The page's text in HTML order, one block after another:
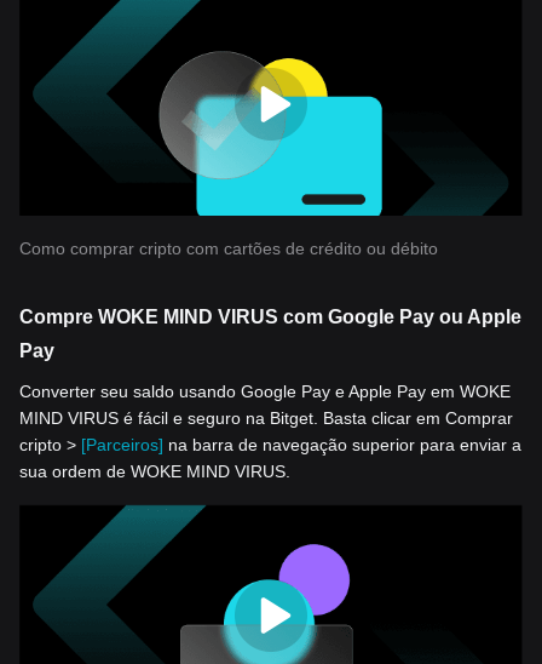
Como comprar cripto com cartões de crédito ou débito
Compre WOKE MIND VIRUS com Google Pay ou Apple
Pay
Converter seu saldo usando Google Pay e Apple Pay em WOKE
MIND VIRUS é fácil e seguro na Bitget. Basta clicar em Comprar
cripto > [Parceiros] na barra de navegação superior para enviar a
sua ordem de WOKE MIND VIRUS.